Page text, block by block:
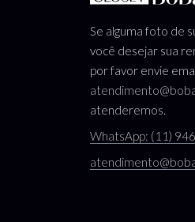
Se alguma foto de
você desejar sua
por favor envie
atenderemos.
WhatsApp: (11)